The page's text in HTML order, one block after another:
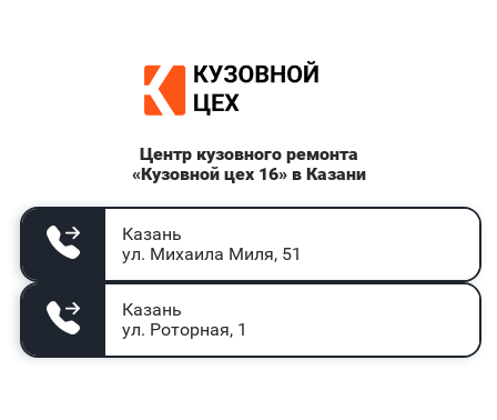
Центр кузовного ремонта
«Кузовной цех 16» в Казани
Казань
ул. Михаила Миля, 51
Казань
ул. Роторная, 1